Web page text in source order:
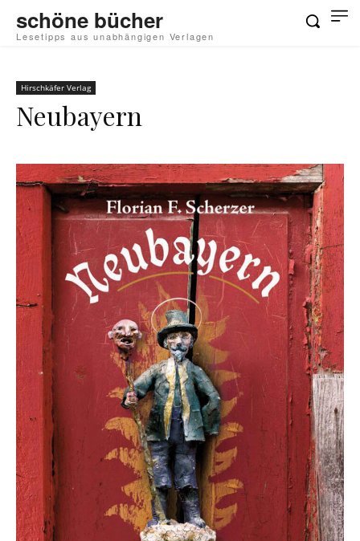
schöne bücher
Lesetipps aus unabhängigen Verlagen
Hirschkäfer Verlag
Neubayern